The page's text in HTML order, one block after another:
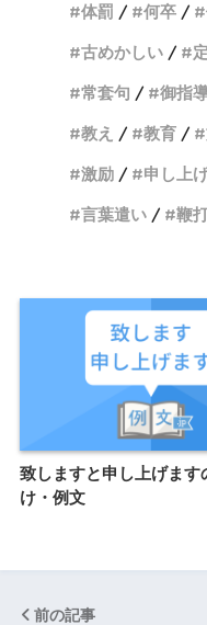
体罰
何卒
古めかしい
常套句
御指
教え
教育
激励
申し上
言葉遣い
鞭
致しますと申し上げます
け・例文
前の記事